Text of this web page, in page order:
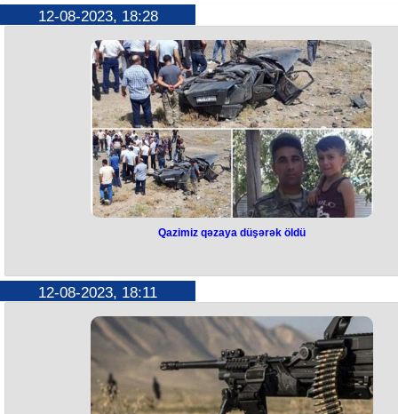
Britaniya Müdafiə Qərargahının rəisi, admiral Toni Radakin Kiyevə
görüşüb.
Zalujnı Radakini döyüş meydanındakı vəziyyət, Ukrayna hərbçilərinin
hücum və müdafiə hərəkətləri barədə məlumatlandırıb.
Ali rütbəli zabitlər Ukrayna ordusunun təcili ehtiyaclarını müzakirə
12-08-2023, 18:28
Ağcabədidə ölümlə nəticələnən yol nəqliyyat hadisəsi baş verib.
Hadisə rayonun Sarvanlar kəndi ərazisində qeydə alınıb.
idarəetmədən çıxaraq dərəyə aşıb. Nəticədə R.Mirzəyev hadisə
həyatını itirib.
R. Mirzəyevin 44 günlük Vətən müharibəsinin iştirakçısı olduğu
O, "Füzulinin azad olunmasına görə" ,"Cəbrayılın azad olunmasına
"Xocavəndin azad olunmasına görə", "Şuşanın azad olunmasına
"Cəsur döyüşçü", "Vətən müharibəsi iştirakçısı" medalları ilə təltif
Faktla bağlı araşdırma aparılır.
Qazimiz qəzaya düşərək öldü
12-08-2023, 18:11